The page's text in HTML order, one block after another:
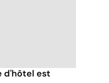
d'hôtel est